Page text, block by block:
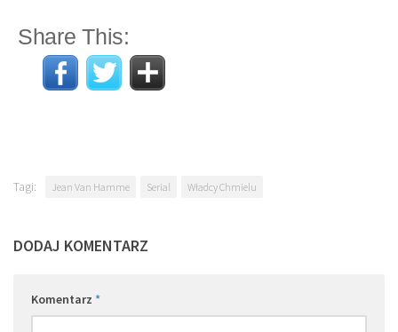
Share This:
Tagi: Jean Van Hamme Serial Władcy Chmielu
DODAJ KOMENTARZ
Komentarz *